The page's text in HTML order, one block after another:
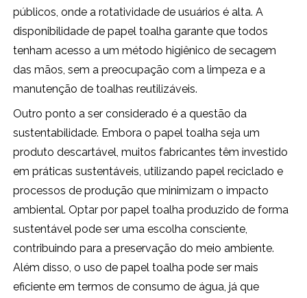
públicos, onde a rotatividade de usuários é alta. A
disponibilidade de papel toalha garante que todos
tenham acesso a um método higiênico de secagem
das mãos, sem a preocupação com a limpeza e a
manutenção de toalhas reutilizáveis.
Outro ponto a ser considerado é a questão da
sustentabilidade. Embora o papel toalha seja um
produto descartável, muitos fabricantes têm investido
em práticas sustentáveis, utilizando papel reciclado e
processos de produção que minimizam o impacto
ambiental. Optar por papel toalha produzido de forma
sustentável pode ser uma escolha consciente,
contribuindo para a preservação do meio ambiente.
Além disso, o uso de papel toalha pode ser mais
eficiente em termos de consumo de água, já que